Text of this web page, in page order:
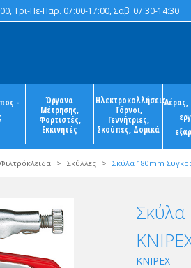
Τρι-Πε-Παρ. 07:00-17:00, Σαβ. 07:30-14:30
-
Όργανα
Μέτρησης,
Φορτιστές,
Εκκινητές
Ηλεκτροκολλήσεις,
Τόρνοι,
Γεννήτριες,
Σκούπες, Δομικά
Αέρας,
> Σκύλλες > Σκύλα 180mm
Σκύλα
KNIPEX